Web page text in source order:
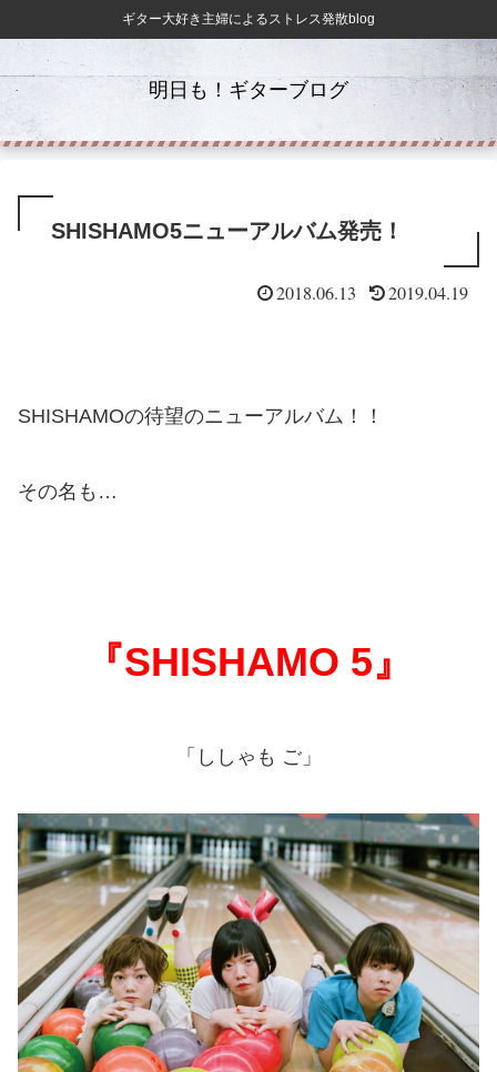
ギター大好き主婦によるストレス発散blog
明日も！ギターブログ
SHISHAMO5ニューアルバム発売！
2018.06.13 2019.04.19
SHISHAMOの待望のニューアルバム！！
その名も…
『SHISHAMO 5』
「ししゃも ご」